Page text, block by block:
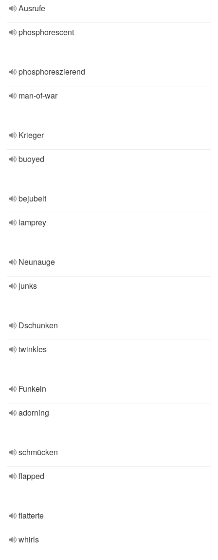
Ausrufe
phosphorescent
phosphoreszierend
man-of-war
Krieger
buoyed
bejubelt
lamprey
Neunauge
junks
Dschunken
twinkles
Funkeln
adorning
schmücken
flapped
flatterte
whirls